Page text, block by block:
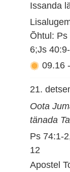
Issanda
Õhtul:
6;Js
09.16 -
21.
Oota
tänada
Ps 74:1-
12
Apostel